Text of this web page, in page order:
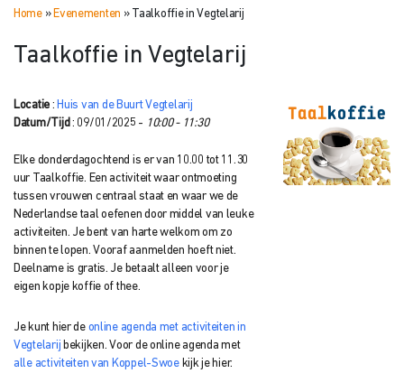
Home» Evenementen » Taalkoffie in Vegtelarij
Taalkoffie in Vegtelarij
Locatie : Huis van de Buurt Vegtelarij
Datum/Tijd : 09/01/2025 - 10:00 - 11:30
Elke donderdagochtend is er van 10.00 tot 11.30
uur Taalkoffie. Een activiteit waar ontmoeting
tussen vrouwen centraal staat en waar we de
Nederlandse taal oefenen door middel van leuke
activiteiten. Je bent van harte welkom om zo
binnen te lopen. Vooraf aanmelden hoeft niet.
Deelname is gratis. Je betaalt alleen voor je
eigen kopje koffie of thee.
Je kunt hier de online agenda met activiteiten in
Vegtelarij bekijken. Voor de online agenda met
alle activiteiten van Koppel-Swoekijk je hier.